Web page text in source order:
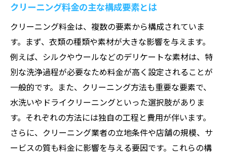
サービス内容と料金のバランスを見極める
複数店舗の料金表を比較するコツ
定期的なプロモーションを見逃さない方法
会員割引を利用した料金削減
口コミサイトで評判を確認する
クリーニング料金を抑えるためのポイントとは
季節ごとのキャンペーンを利用する
大量持ち込みでの割引を上手に活用
自宅で洗えるものの見極め方
クリーニング料金の主な構成要素とは
クリーニング料金は、複数の要素から構成されていま
す。まず、衣類の種類や素材が大きな影響を与えます。
例えば、シルクやウールなどのデリケートな素材は、特
別な洗浄過程が必要なため料金が高く設定されることが
一般的です。また、クリーニング方法も重要な要素で、
水洗いやドライクリーニングといった選択肢がありま
す。それぞれの方法には独自の工程と費用が伴います。
さらに、クリーニング業者の立地条件や店舗の規模、サ
ービスの質も料金に影響を与える要因です。これらの構